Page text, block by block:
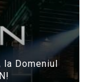
la Domeniul